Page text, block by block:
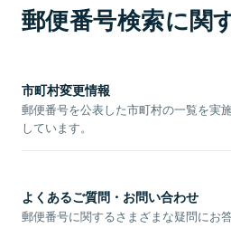
郵便番号検索に関
市町村変更情報
郵便番号を公表した市町村の一覧を実
しています。
よくあるご質問・お問い合わせ
郵便番号に関するさまざまな疑問にお答